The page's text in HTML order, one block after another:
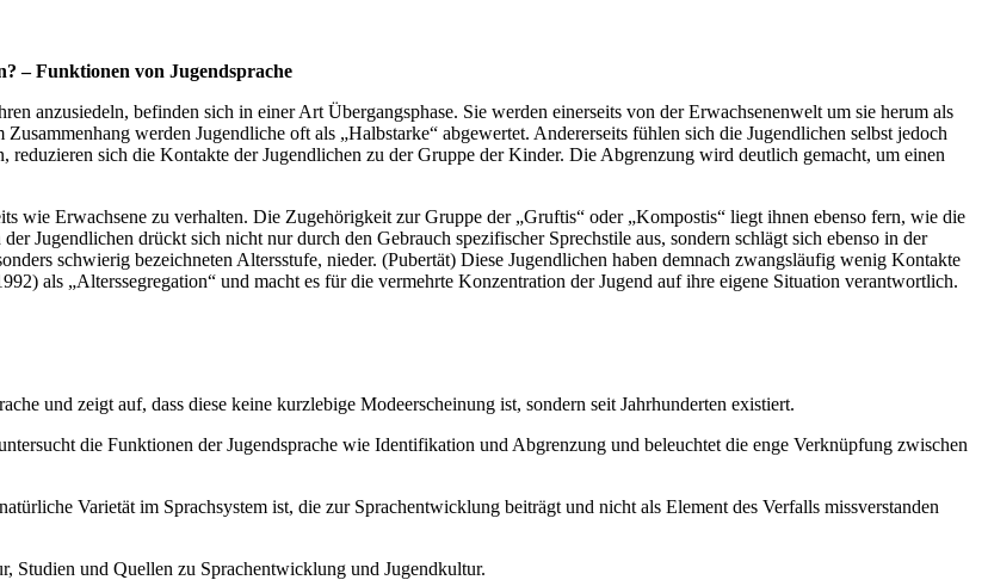
– Funktionen von Jugendsprache
anzusiedeln, befinden sich in einer Art Übergangsphase. Sie werden einerseits von der Erwachsenenwelt um sie herum als
werden Jugendliche oft als „Halbstarke“ abgewertet. Andererseits fühlen sich die Jugendlichen selbst jedoch
reduzieren sich die Kontakte der Jugendlichen zu der Gruppe der Kinder. Die Abgrenzung wird deutlich gemacht, um einen
wie Erwachsene zu verhalten. Die Zugehörigkeit zur Gruppe der „Gruftis“ oder „Kompostis“ liegt ihnen ebenso fern, wie die
Jugendlichen drückt sich nicht nur durch den Gebrauch spezifischer Sprechstile aus, sondern schlägt sich ebenso in der
schwierig bezeichneten Altersstufe, nieder. (Pubertät) Diese Jugendlichen haben demnach zwangsläufig wenig Kontakte
als „Alterssegregation“ und macht es für die vermehrte Konzentration der Jugend auf ihre eigene Situation verantwortlich.
und zeigt auf, dass diese keine kurzlebige Modeerscheinung ist, sondern seit Jahrhunderten existiert.
die Funktionen der Jugendsprache wie Identifikation und Abgrenzung und beleuchtet die enge Verknüpfung zwischen
Varietät im Sprachsystem ist, die zur Sprachentwicklung beiträgt und nicht als Element des Verfalls missverstanden
Studien und Quellen zu Sprachentwicklung und Jugendkultur.